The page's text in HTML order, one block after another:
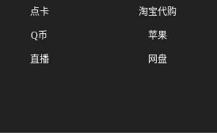
点卡 淘宝代购
Q币 苹果
直播 网盘